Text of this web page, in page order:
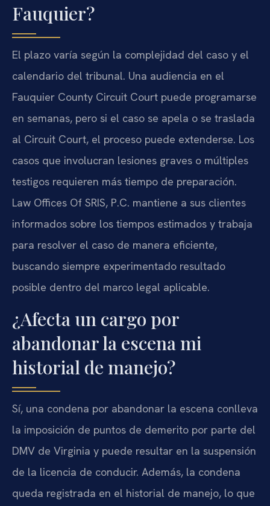
Fauquier?
El plazo varía según la complejidad del caso y el
calendario del tribunal. Una audiencia en el
Fauquier County Circuit Court puede programarse
en semanas, pero si el caso se apela o se traslada
al Circuit Court, el proceso puede extenderse. Los
casos que involucran lesiones graves o múltiples
testigos requieren más tiempo de preparación.
Law Offices Of SRIS, P.C. mantiene a sus clientes
informados sobre los tiempos estimados y trabaja
para resolver el caso de manera eficiente,
buscando siempre experimentado resultado
posible dentro del marco legal aplicable.
¿Afecta un cargo por
abandonar la escena mi
historial de manejo?
Sí, una condena por abandonar la escena conlleva
la imposición de puntos de demerito por parte del
DMV de Virginia y puede resultar en la suspensión
de la licencia de conducir. Además, la condena
queda registrada en el historial de manejo, lo que